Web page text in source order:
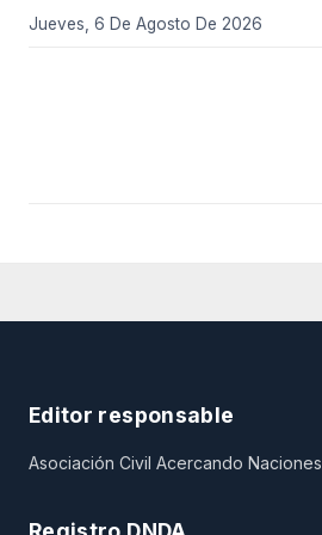
Jueves, 6 De Agosto De 2026
Editor responsable
Asociación Civil Acercando Naciones